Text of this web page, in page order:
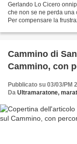
Gerlando Lo Cicero
che non se ne perda una
Per compensare la
Cammino di
Cammino, con
Pubblicato su 03/03/PM
Da Ultramaratone,